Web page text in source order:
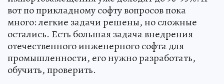
вот по прикладному софту вопросов пока
много: легкие задачи решены, но сложные
остались. Есть большая задача внедрения
отечественного инженерного софта для
промышленности, его нужно разработать,
обучить, проверить.